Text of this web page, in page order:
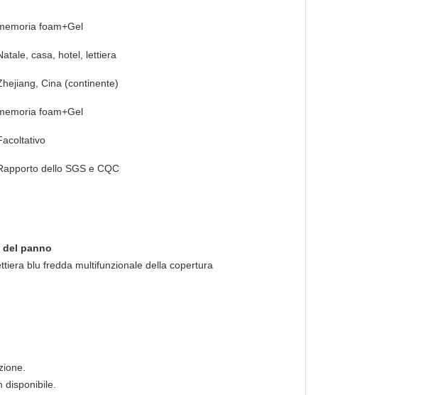
foam+Gel
casa, hotel, lettiera
Cina (continente)
foam+Gel
dello SGS e CQC
panno
blu fredda multifunzionale della copertura